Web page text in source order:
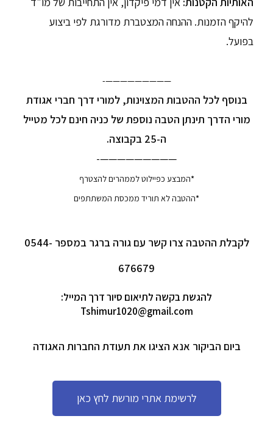
להיקף הזמנות. ההנחה המצטברת מדורגת לפי ביצוע
בפועל.
—————————-
בנוסף לכל ההטבות המצוינות, למורי דרך חברי אגודת
מורי הדרך תינתן הטבה נוספת של כניה חינם לכל מטייל
ה-25 בקבוצה.
—————————-
*המבצע כפיילוט לממהרים להצטרף
*ההטבה לא תוריד ממכסת המשתתפים
לקבלת ההטבה צרו קשר עם גורה ברגר במספר 0544-
676679
להגשת בקשה לתיאום סיור דרך המייל:
Tshimur1020@gmail.com
ביום הביקור אנא הציגו את תעודת החברות האגודה
לרשימת אתרי מורשת לחץ כאן